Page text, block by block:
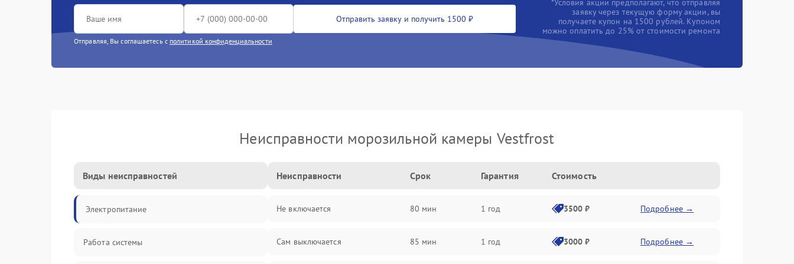
Отправить заявку и получить 1500 ₽
Отправляя, Вы соглашаетесь с политикой конфиденциальности
*Условия акции предполагают, что отправляя
заявку через текущую форму акции, вы
получаете купон на 1500 рублей. Купоном
можно оплатить до 25% от стоимости ремонта
Неисправности морозильной камеры Vestfrost
Виды неисправностей
Электропитание
Работа системы
Неисправности Срок Гарантия Стоимость
Не включается 80 мин 1 год 3500 ₽ Подробнее →
Сам выключается 85 мин 1 год 3000 ₽ Подробнее →